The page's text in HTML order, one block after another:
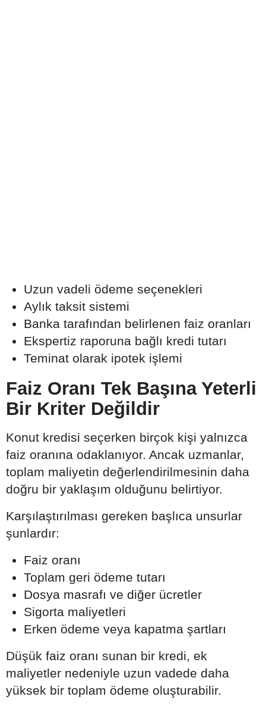
Uzun vadeli ödeme seçenekleri
Aylık taksit sistemi
Banka tarafından belirlenen faiz oranları
Ekspertiz raporuna bağlı kredi tutarı
Teminat olarak ipotek işlemi
Faiz Oranı Tek Başına Yeterli
Bir Kriter Değildir
Konut kredisi seçerken birçok kişi yalnızca
faiz oranına odaklanıyor. Ancak uzmanlar,
toplam maliyetin değerlendirilmesinin daha
doğru bir yaklaşım olduğunu belirtiyor.
Karşılaştırılması gereken başlıca unsurlar
şunlardır:
Faiz oranı
Toplam geri ödeme tutarı
Dosya masrafı ve diğer ücretler
Sigorta maliyetleri
Erken ödeme veya kapatma şartları
Düşük faiz oranı sunan bir kredi, ek
maliyetler nedeniyle uzun vadede daha
yüksek bir toplam ödeme oluşturabilir.